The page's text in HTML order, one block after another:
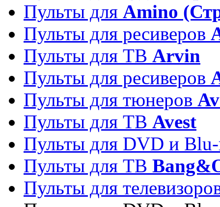
Пульты для Amino
Пульты для ресиверов
Пульты для ТВ Arvin
Пульты для ресиверов
Пульты для тюнеров
Пульты для ТВ Avest
Пульты для DVD и
Пульты для ТВ
Пульты для